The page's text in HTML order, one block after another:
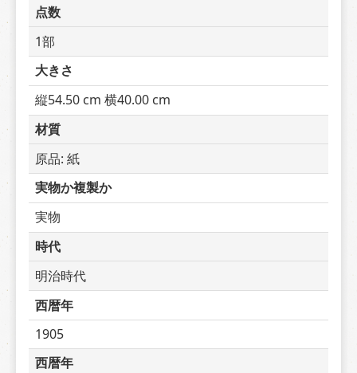
点数
1部
大きさ
縦54.50 cm 横40.00 cm
材質
原品: 紙
実物か複製か
実物
時代
明治時代
西暦年
1905
西暦年